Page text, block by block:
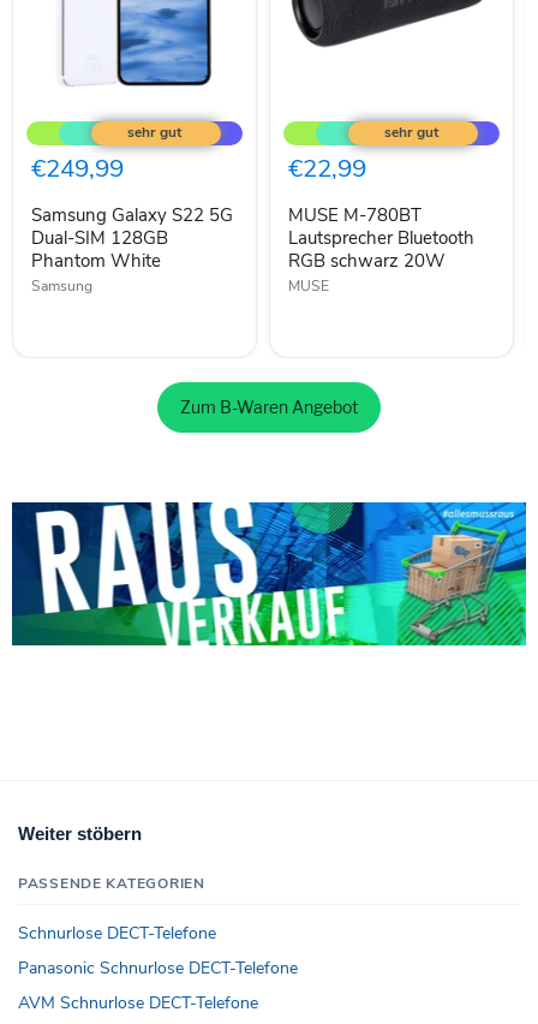
Galaxy
S22
5G
Dual-
128GB
Phantom
White
€249,99
Samsung Galaxy S22 5G
Dual-SIM 128GB
Phantom White
Samsung
M-
780BT
Lautsprecher
Bluetooth
schwarz
20W
€22,99
MUSE M-780BT
Lautsprecher Bluetooth
RGB schwarz 20W
MUSE
Zum B-Waren Angebot
Weiter stöbern
PASSENDE KATEGORIEN
Schnurlose DECT-Telefone
Panasonic Schnurlose DECT-Telefone
AVM Schnurlose DECT-Telefone